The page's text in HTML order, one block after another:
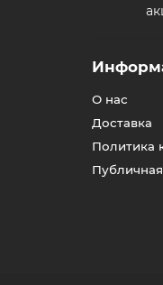
О нас
Доставка
Политика